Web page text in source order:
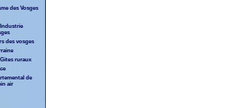
des Vosges
des vosges
ruraux
de
air